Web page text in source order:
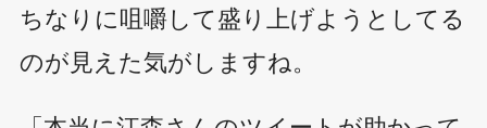
ちなりに咀嚼して盛り上げようとしてる
のが見えた気がしますね。